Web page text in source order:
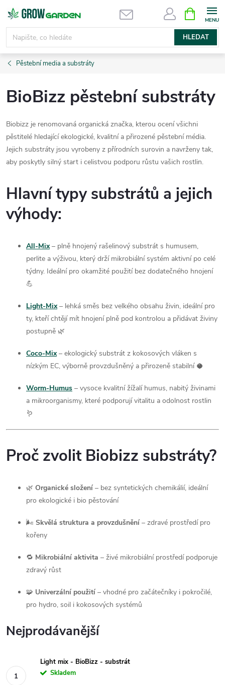
Přejít
obsah
HLEDAT
NÁKUPNÍ
KOŠÍK
Pěstební media a substráty
BioBizz pěstební substráty
Biobizz je renomovaná organická značka, kterou ocení všichni
pěstitelé hledající ekologické, kvalitní a přirozené pěstební média.
Jejich substráty jsou vyrobeny z přírodních surovin a navrženy tak,
aby poskytly silný start i celistvou podporu růstu vašich rostlin.
Hlavní typy substrátů a jejich
výhody:
All‑Mix– plně hnojený rašelinový substrát s humusem,
perlite a výživou, který drží mikrobiální systém aktivní po celé
týdny. Ideální pro okamžité použití bez dodatečného hnojení
💪
Light‑Mix– lehká směs bez velkého obsahu živin, ideální pro
ty, kteří chtějí mít hnojení plně pod kontrolou a přidávat živiny
postupně 🌿
Coco‑Mix– ekologický substrát z kokosových vláken s
nízkým EC, výborně provzdušněný a přirozeně stabilní 🥥
Worm‑Humus – vysoce kvalitní žížalí humus, nabitý živinami
a mikroorganismy, které podporují vitalitu a odolnost rostlin
🪱
Proč zvolit Biobizz substráty?
🌿 Organické složení – bez syntetických chemikálií, ideální
pro ekologické i bio pěstování
🌬️ Skvělá struktura a provzdušnění – zdravé prostředí pro
kořeny
🔁 Mikrobiální aktivita – živé mikrobiální prostředí podporuje
zdravý růst
🧩 Univerzální použití – vhodné pro začátečníky i pokročilé,
pro hydro, soil i kokosových systémů
Nejprodávanější
Light mix - BioBizz - substrát
Skladem